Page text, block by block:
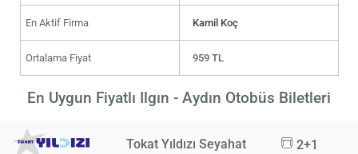
En Aktif Firma Kamil Koç
Ortalama Fiyat 959 TL
En Uygun Fiyatlı Ilgın - Aydın Otobüs Biletleri
Tokat Yıldızı Seyahat 2+1